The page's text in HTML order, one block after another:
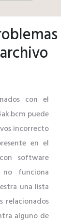
con el
puede
incorrecto
en el
software
funciona
una lista
relacionados
alguno de